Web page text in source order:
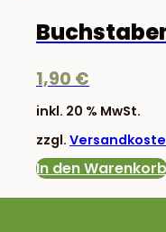
1,90 €
inkl. 20 % MwSt.
zzgl.
In den Warenkorb